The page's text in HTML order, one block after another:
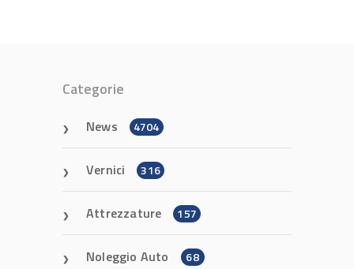
Categorie
News 4704
Vernici 316
Attrezzature 157
Noleggio Auto 68